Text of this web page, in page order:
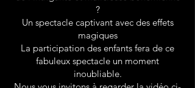
?
Un spectacle captivant avec des effets
magiques
La participation des enfants fera de ce
fabuleux spectacle un moment
inoubliable.